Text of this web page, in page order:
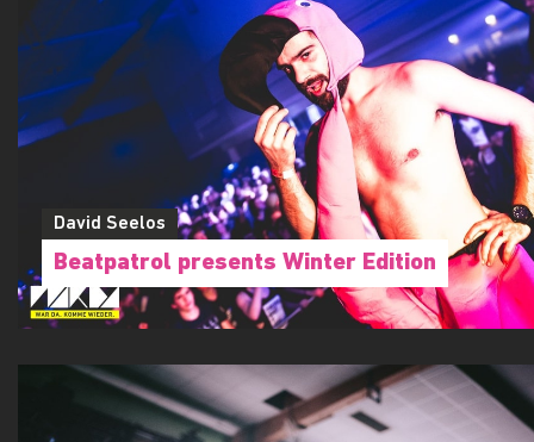
David Seelos
Beatpatrol presents Winter Edition